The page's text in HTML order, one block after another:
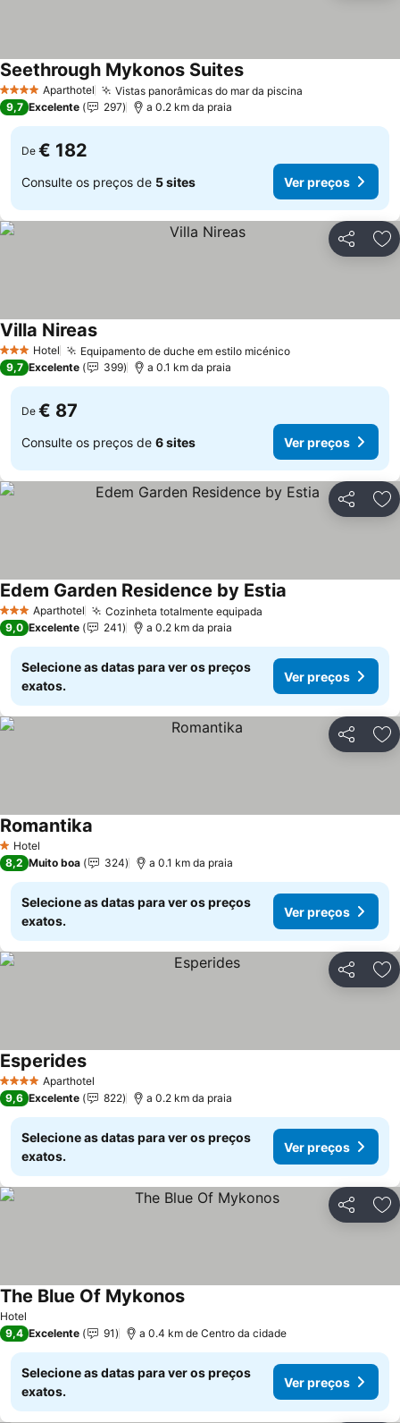
4 EstrelasAparthotel Vistas panorâmicas do mar da piscina
Seethrough Mykonos Suites
9,7 Excelente 297 a 0.2 km da praia
De € 182
Consulte os preços de 5 sites Ver preços
Partilhar
3 EstrelasHotel Equipamento de duche em estilo micénico
Villa Nireas
9,7 Excelente 399 a 0.1 km da praia
De € 87
Consulte os preços de 6 sites Ver preços
Partilhar
3 EstrelasAparthotel Cozinheta totalmente equipada
Edem Garden Residence by Estia
9,0 Excelente 241 a 0.2 km da praia
Selecione as datas para ver os preços
exatos.
Ver preços
Partilhar
1 Estrelas
Hotel
Romantika
8,2 Muito boa 324 a 0.1 km da praia
Selecione as datas para ver os preços
exatos.
Ver preços
Partilhar
4 EstrelasAparthotel
Esperides
9,6 Excelente 822 a 0.2 km da praia
Selecione as datas para ver os preços
exatos.
Ver preços
Partilhar
Hotel
The Blue Of Mykonos
9,4 Excelente 91 a 0.4 km de Centro da cidade
Selecione as datas para ver os preços
exatos.
Ver preços